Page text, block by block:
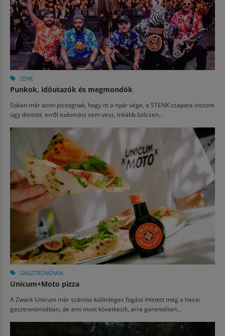
ZENE
Punkok, időutazók és megmondók
Sokan már azon picsognak, hogy itt a nyár vége, a STENK csapata viszont
úgy döntött, erről tudomást sem vesz, inkább bölcsen...
GASZTRONÓMIA
Unicum+Moto pizza
A Zwack Unicum már számos különleges fogást ihletett meg a hazai
gasztronómiában, de ami most következik, arra garantáltan...